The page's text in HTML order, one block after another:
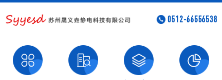
0512-66556538